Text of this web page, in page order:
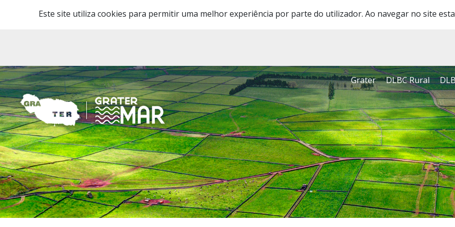
Este site utiliza cookies para permitir uma melhor experiência por parte do utilizador. Ao navegar no site
Grater DLBC Rural